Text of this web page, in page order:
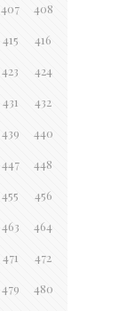
407 408
415 416
423 424
431 432
439 440
447 448
455 456
463 464
471 472
479 480